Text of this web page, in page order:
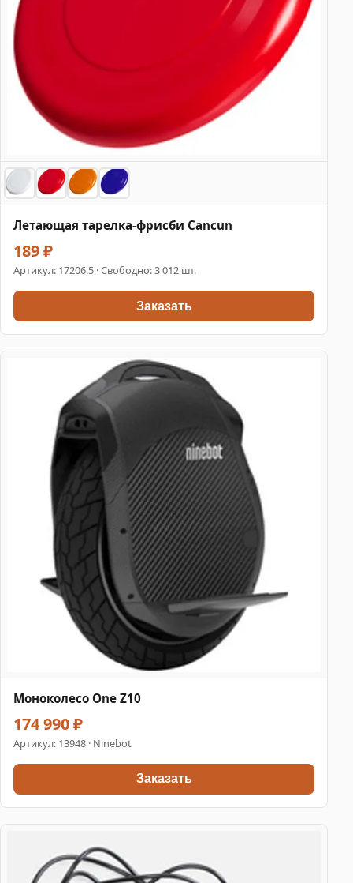
Летающая тарелка-фрисби Cancun
189 ₽
Артикул: 17206.5 · Свободно: 3 012 шт.
Заказать
Моноколесо One Z10
174 990 ₽
Артикул: 13948 · Ninebot
Заказать